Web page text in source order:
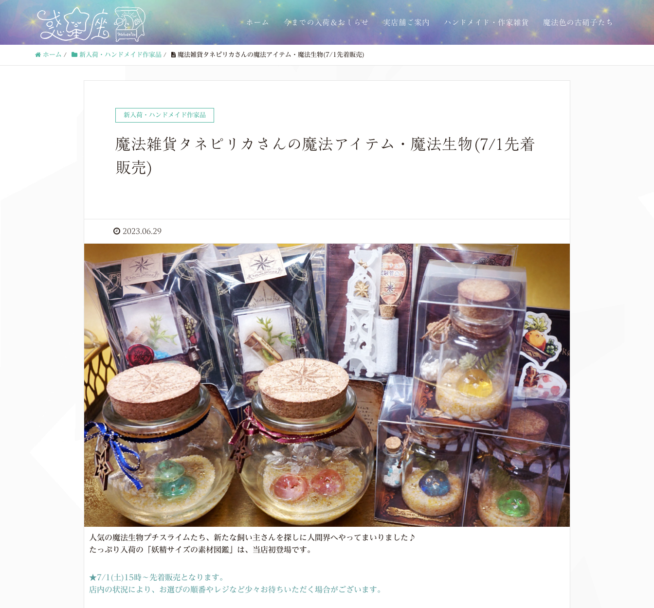
ホーム 今までの入荷＆おしらせ 実店舗ご案内 ハンドメイド・作家雑貨 魔法色の古硝子たち
ホーム / 新入荷・ハンドメイド作家品 / 魔法雑貨タネピリカさんの魔法アイテム・魔法生物(7/1先着販売)
新入荷・ハンドメイド作家品
魔法雑貨タネピリカさんの魔法アイテム・魔法生物(7/1先着
販売)
2023.06.29
人気の魔法生物プチスライムたち、新たな飼い主さんを探しに人間界へやってまいりました♪
たっぷり入荷の「妖精サイズの素材図鑑」は、当店初登場です。
★7/1(土)15時～先着販売となります。
店内の状況により、お選びの順番やレジなど少々お待ちいただく場合がございます。